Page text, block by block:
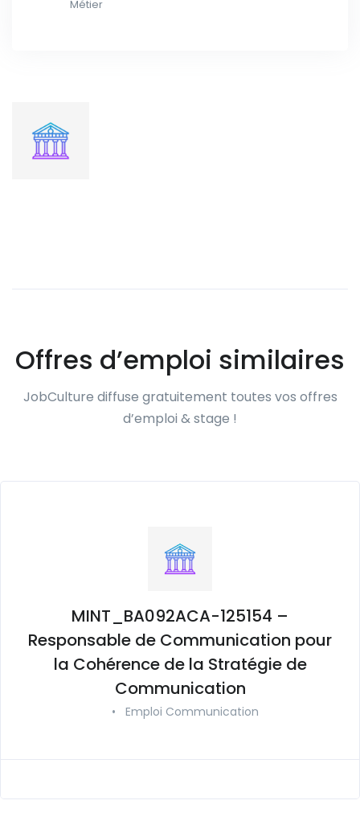
Métier
Offres d’emploi similaires
JobCulture diffuse gratuitement toutes vos offres
d’emploi & stage !
MINT_BA092ACA-125154 –
Responsable de Communication pour
la Cohérence de la Stratégie de
Communication
• Emploi Communication